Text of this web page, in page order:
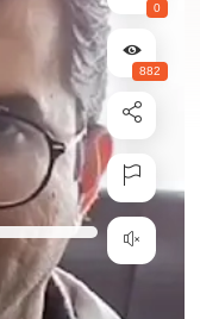
0
882